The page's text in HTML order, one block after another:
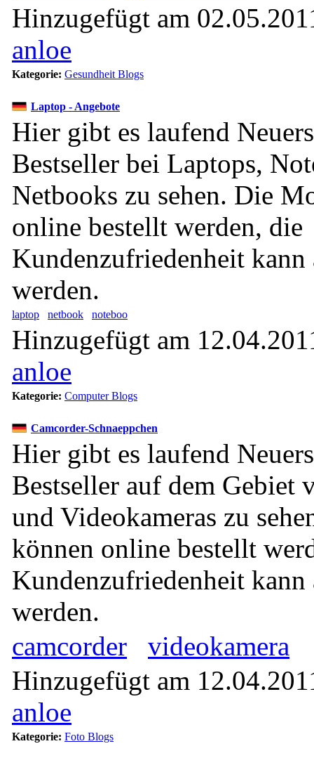
Hinzugefügt am
anloe
Kategorie: Gesundheit Blogs
Laptop - Angebote
Hier gibt es laufend
Bestseller bei Laptops,
Netbooks zu sehen. Die
online bestellt werden, die
Kundenzufriedenheit kann
werden.
laptop netbook noteboo
Hinzugefügt am
anloe
Kategorie: Computer Blogs
Camcorder-Schnaeppchen
Hier gibt es laufend
Bestseller auf dem Gebiet
und Videokameras zu
können online bestellt
Kundenzufriedenheit kann
werden.
camcorder
videokamera
Hinzugefügt am
anloe
Kategorie: Foto Blogs